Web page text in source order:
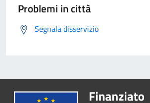
Problemi in città
Segnala disservizio